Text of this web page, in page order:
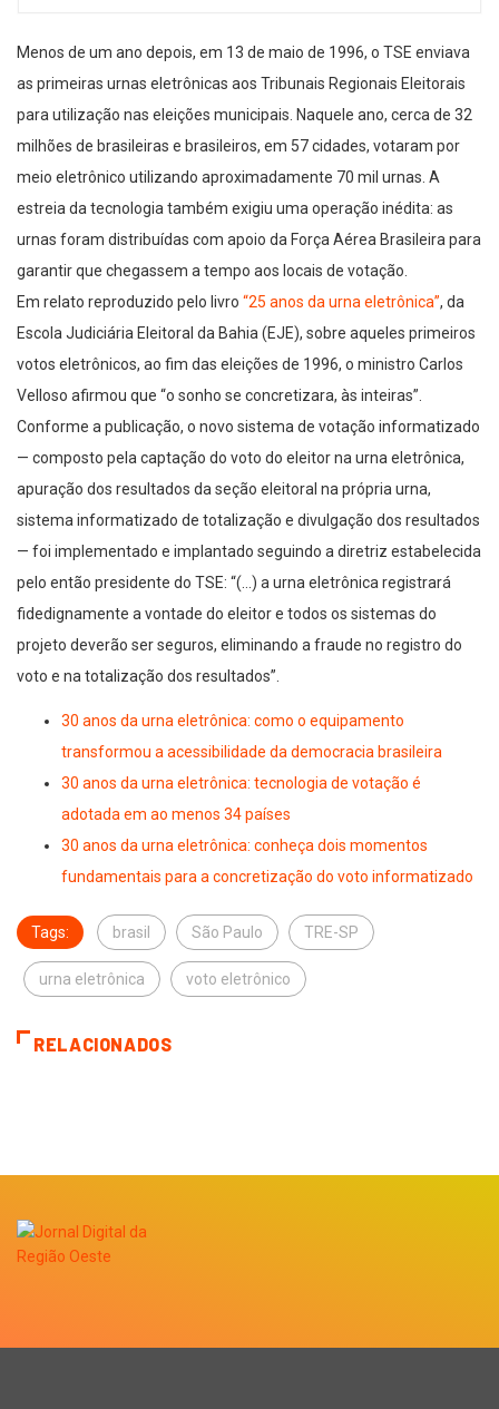
Menos de um ano depois, em 13 de maio de 1996, o TSE enviava
as primeiras urnas eletrônicas aos Tribunais Regionais Eleitorais
para utilização nas eleições municipais. Naquele ano, cerca de 32
milhões de brasileiras e brasileiros, em 57 cidades, votaram por
meio eletrônico utilizando aproximadamente 70 mil urnas. A
estreia da tecnologia também exigiu uma operação inédita: as
urnas foram distribuídas com apoio da Força Aérea Brasileira para
garantir que chegassem a tempo aos locais de votação.
Em relato reproduzido pelo livro “25 anos da urna eletrônica”, da
Escola Judiciária Eleitoral da Bahia (EJE), sobre aqueles primeiros
votos eletrônicos, ao fim das eleições de 1996, o ministro Carlos
Velloso afirmou que “o sonho se concretizara, às inteiras”.
Conforme a publicação, o novo sistema de votação informatizado
— composto pela captação do voto do eleitor na urna eletrônica,
apuração dos resultados da seção eleitoral na própria urna,
sistema informatizado de totalização e divulgação dos resultados
— foi implementado e implantado seguindo a diretriz estabelecida
pelo então presidente do TSE: “(…) a urna eletrônica registrará
fidedignamente a vontade do eleitor e todos os sistemas do
projeto deverão ser seguros, eliminando a fraude no registro do
voto e na totalização dos resultados”.
30 anos da urna eletrônica: como o equipamento
transformou a acessibilidade da democracia brasileira
30 anos da urna eletrônica: tecnologia de votação é
adotada em ao menos 34 países
30 anos da urna eletrônica: conheça dois momentos
fundamentais para a concretização do voto informatizado
Tags: brasil São Paulo TRE-SP
urna eletrônica voto eletrônico
RELACIONADOS